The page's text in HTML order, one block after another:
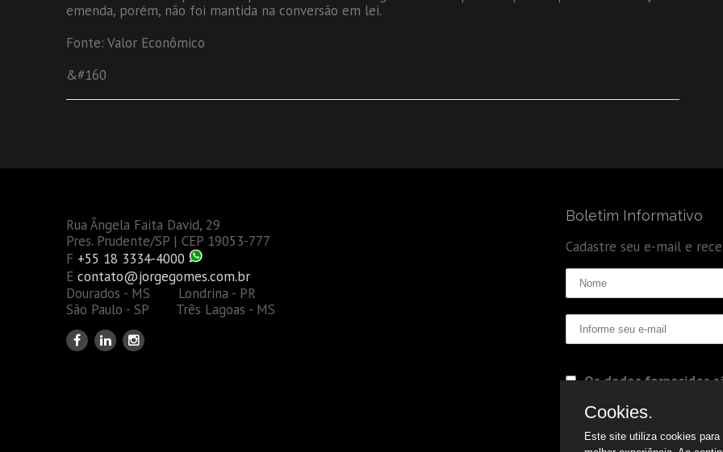
emenda, porém, não foi mantida na conversão em lei.
Fonte: Valor Econômico
&#160
Rua Ângela Faita David, 29
Pres. Prudente/SP | CEP 19053-777
F +55 18 3334-4000
E contato@jorgegomes.com.br
Dourados - MS Londrina - PR
São Paulo - SP Três Lagoas - MS
Boletim Informativo
Cadastre seu e-mail e
Os dados fornecidos
Cookies.
Este site utiliza cookies para